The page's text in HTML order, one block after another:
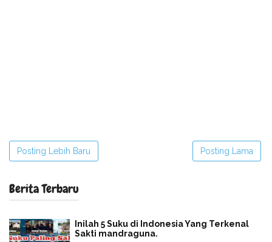
Posting Lebih Baru Posting Lama
Berita Terbaru
Inilah 5 Suku di Indonesia Yang Terkenal
Sakti mandraguna.